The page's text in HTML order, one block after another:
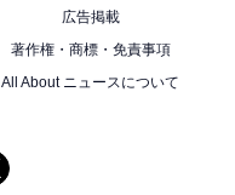
広告掲載
著作権・商標・免責事項
All About ニュースについて